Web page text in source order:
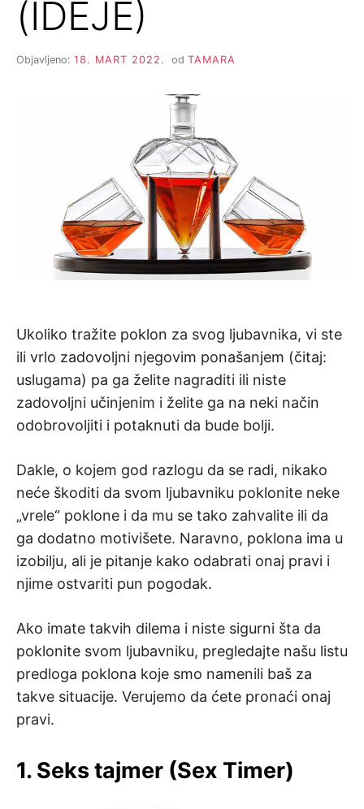
(IDEJE)
Objavljeno: 18. MART 2022. od TAMARA
Ukoliko tražite poklon za svog ljubavnika, vi ste
ili vrlo zadovoljni njegovim ponašanjem (čitaj:
uslugama) pa ga želite nagraditi ili niste
zadovoljni učinjenim i želite ga na neki način
odobrovoljiti i potaknuti da bude bolji.
Dakle, o kojem god razlogu da se radi, nikako
neće škoditi da svom ljubavniku poklonite neke
„vrele“ poklone i da mu se tako zahvalite ili da
ga dodatno motivišete. Naravno, poklona ima u
izobilju, ali je pitanje kako odabrati onaj pravi i
njime ostvariti pun pogodak.
Ako imate takvih dilema i niste sigurni šta da
poklonite svom ljubavniku, pregledajte našu listu
predloga poklona koje smo namenili baš za
takve situacije. Verujemo da ćete pronaći onaj
pravi.
1. Seks tajmer (Sex Timer)